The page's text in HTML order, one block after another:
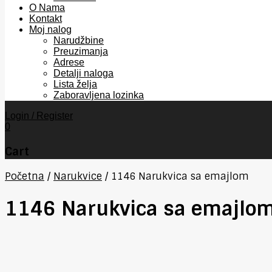
O Nama
Kontakt
Moj nalog
Narudžbine
Preuzimanja
Adrese
Detalji naloga
Lista želja
Zaboravljena lozinka
Login / Register
0
Cart
Početna / Narukvice / 1146 Narukvica sa emajlom
1146 Narukvica sa